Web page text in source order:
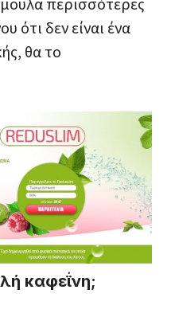
ότι δεν είναι ένα
θα το
καφεΐνη;